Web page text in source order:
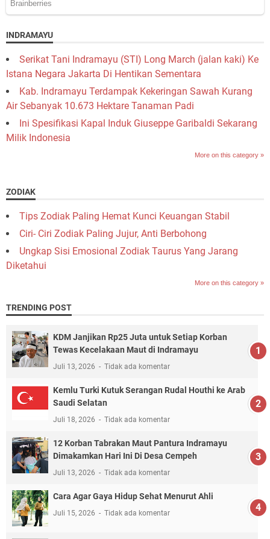
INDRAMAYU
Serikat Tani Indramayu (STI) Long March (jalan kaki) Ke
Istana Negara Jakarta Di Hentikan Sementara
Kab. Indramayu Terdampak Kekeringan Sawah Kurang
Air Sebanyak 10.673 Hektare Tanaman Padi
Ini Spesifikasi Kapal Induk Giuseppe Garibaldi Sekarang
Milik Indonesia
More on this category »
ZODIAK
Tips Zodiak Paling Hemat Kunci Keuangan Stabil
Ciri- Ciri Zodiak Paling Jujur, Anti Berbohong
Ungkap Sisi Emosional Zodiak Taurus Yang Jarang
Diketahui
More on this category »
TRENDING POST
KDM Janjikan Rp25 Juta untuk Setiap Korban
Tewas Kecelakaan Maut di Indramayu
Juli 13, 2026 Tidak ada komentar
Kemlu Turki Kutuk Serangan Rudal Houthi ke Arab
Saudi Selatan
Juli 18, 2026 Tidak ada komentar
12 Korban Tabrakan Maut Pantura Indramayu
Dimakamkan Hari Ini Di Desa Cempeh
Juli 13, 2026 Tidak ada komentar
Cara Agar Gaya Hidup Sehat Menurut Ahli
Juli 15, 2026 Tidak ada komentar